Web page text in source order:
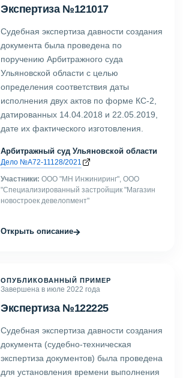
Экспертиза №121017
Судебная экспертиза давности создания
документа была проведена по
поручению Арбитражного суда
Ульяновской области с целью
определения соответствия даты
исполнения двух актов по форме КС-2,
датированных 14.04.2018 и 22.05.2019,
дате их фактического изготовления.
Арбитражный суд Ульяновской области
Дело №А72-11128/2021
Участники: ООО "МН Инжиниринг", ООО
"Специализированный застройщик "Магазин
новостроек девелопмент"
Открыть описание→
ОПУБЛИКОВАННЫЙ ПРИМЕР
Завершена в июле 2022 года
Экспертиза №122225
Судебная экспертиза давности создания
документа (судебно-техническая
экспертиза документов) была проведена
для установления времени выполнения